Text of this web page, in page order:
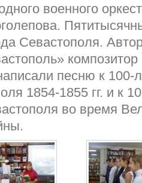
военного
Севастополя.
песню к 100-
1854-1855 гг. и к
во время